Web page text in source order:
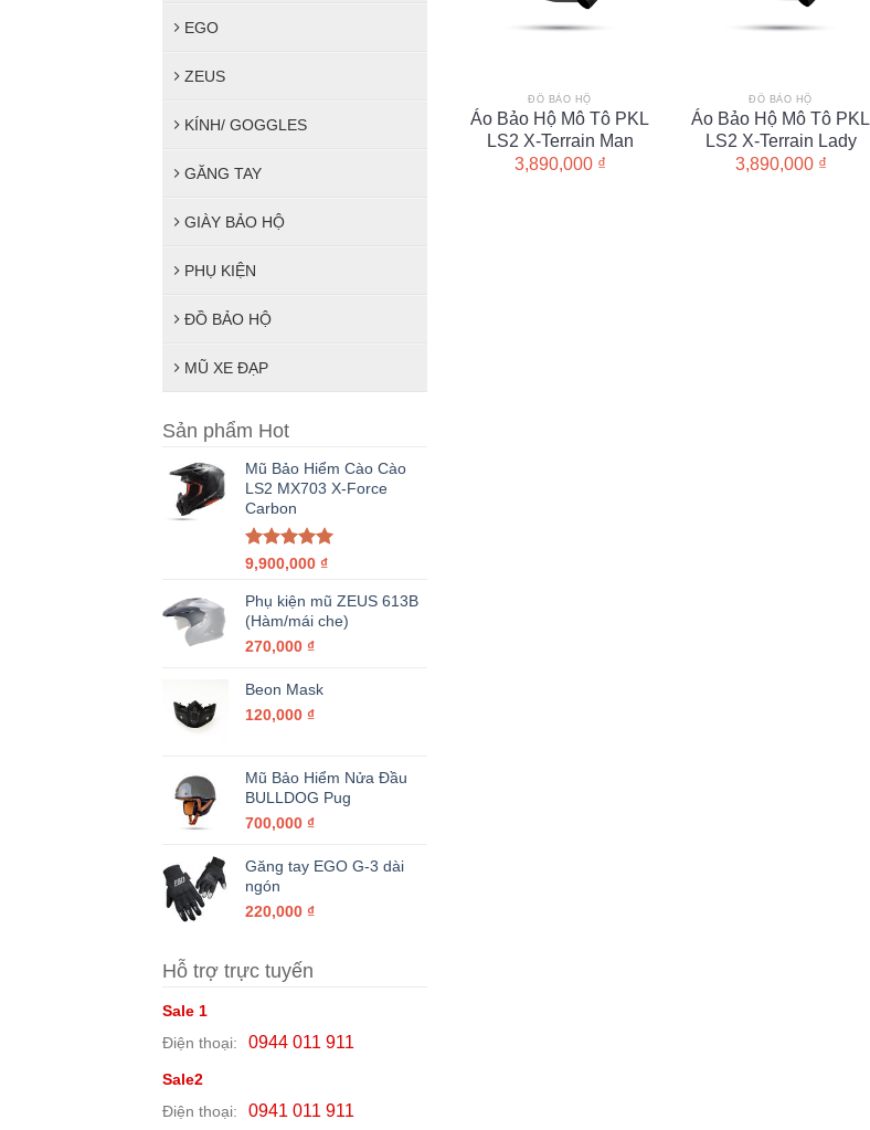
EGO
ZEUS
KÍNH/ GOGGLES
GĂNG TAY
GIÀY BẢO HỘ
PHỤ KIỆN
ĐỒ BẢO HỘ
MŨ XE ĐẠP
Sản phẩm Hot
Mũ Bảo Hiểm Cào Cào
LS2 MX703 X-Force
Carbon
Được xếp
5 sao
9,900,000 ₫
Phụ kiện mũ ZEUS 613B
(Hàm/mái che)
270,000 ₫
Beon Mask
120,000 ₫
Mũ Bảo Hiểm Nửa Đầu
BULLDOG Pug
700,000 ₫
Găng tay EGO G-3 dài
ngón
220,000 ₫
Hỗ trợ trực tuyến
Sale 1
Điện thoại:
0944 011 911
Sale2
Điện thoại:
0941 011 911
ĐỒ BẢO HỘ
Áo Bảo Hộ Mô Tô PKL
LS2 X-Terrain Man
3,890,000 ₫
ĐỒ BẢO HỘ
Áo Bảo Hộ Mô Tô PKL
LS2 X-Terrain Lady
3,890,000 ₫